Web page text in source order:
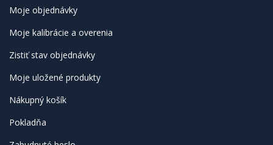
Moje objednávky
Moje kalibrácie a overenia
Zistiť stav objednávky
Moje uložené produkty
Nákupný košík
Pokladňa